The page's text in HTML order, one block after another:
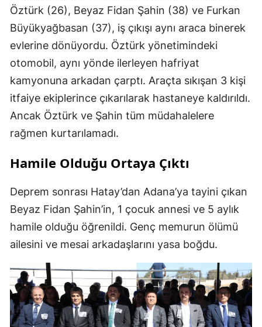
Öztürk (26), Beyaz Fidan Şahin (38) ve Furkan
Büyükyağbasan (37), iş çıkışı aynı araca binerek
evlerine dönüyordu. Öztürk yönetimindeki
otomobil, aynı yönde ilerleyen hafriyat
kamyonuna arkadan çarptı. Araçta sıkışan 3 kişi
itfaiye ekiplerince çıkarılarak hastaneye kaldırıldı.
Ancak Öztürk ve Şahin tüm müdahalelere
rağmen kurtarılamadı.
Hamile Olduğu Ortaya Çıktı
Deprem sonrası Hatay’dan Adana’ya tayini çıkan
Beyaz Fidan Şahin’in, 1 çocuk annesi ve 5 aylık
hamile olduğu öğrenildi. Genç memurun ölümü
ailesini ve mesai arkadaşlarını yasa boğdu.